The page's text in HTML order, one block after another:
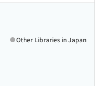
Other Libraries in Japan